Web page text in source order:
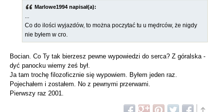
Marlowe1994 napisał(a):
Co do ilości wyjazdów, to można poczytać tu u mędrców, że nigdy
nie byłem w cro.
Bocian. Co Ty tak bierzesz pewne wypowiedzi do serca? Z góralska -
dyć panocku wiemy żeś był.
Ja tam trochę filozoficznie się wypowiem. Byłem jeden raz.
Pojechałem i zostałem. No z pewnymi przerwami.
Pierwszy raz 2001.